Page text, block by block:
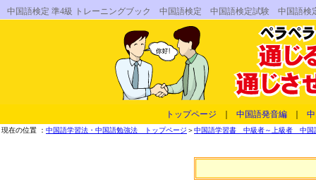
中国語検定 準4級 トレーニングブック 中国語検定 中国語検定試験 中国
トップページ 中国語発音編
現在の位置 ： 中国語学習法・中国語勉強法 トップページ ＞中国語学習書 中級者～上級者 中国